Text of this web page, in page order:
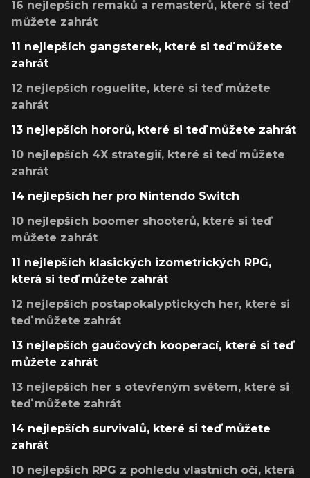
16 nejlepších remaků a remasterů, které si teď
můžete zahrát
11 nejlepších gangsterek, které si teď můžete
zahrát
12 nejlepších roguelite, které si teď můžete
zahrát
13 nejlepších hororů, které si teď můžete zahrát
10 nejlepších 4X strategií, které si teď můžete
zahrát
14 nejlepších her pro Nintendo Switch
10 nejlepších boomer shooterů, které si teď
můžete zahrát
11 nejlepších klasických izometrických RPG,
která si teď můžete zahrát
12 nejlepších postapokalyptických her, které si
teď můžete zahrát
13 nejlepších gaučových kooperací, které si teď
můžete zahrát
13 nejlepších her s otevřeným světem, které si
teď můžete zahrát
14 nejlepších survivalů, které si teď můžete
zahrát
10 nejlepších RPG z pohledu vlastních očí, která